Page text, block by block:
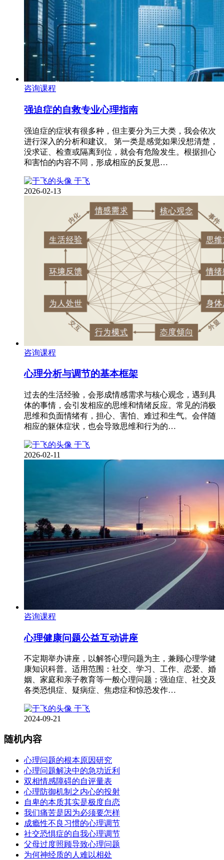
咨询课程
强迫症的自救专业心理指南
强迫症的症状有很多种，但主要分为三大类，我会依次
进行深入的分析和建议。 第一类是感觉如果没想清楚，
没求证、检查或隔离到位，就会有危险发生。根据担心
和害怕的内容不同，形成相应的反复思…
于飞
2026-02-13
咨询课程
心理分析与调节的基本框架
过去的生活经验，会形成情感需求与核心观念，遇到具
体的事情，会引发相应的思维和情绪反应。常见的消极
思维和负面情绪有，担心、害怕、难过和生气。会伴随
相应的躯体症状，也会导致思维和行为的…
于飞
2026-02-11
咨询课程
心理健康问题公益互动讲座
不定期举办讲座，以解答心理问题为主，兼顾心理学健
康知识科普。适用范围：社交、学习、工作、恋爱、婚
姻、家庭和亲子教育等一般心理问题；强迫症、社交及
各类恐惧症、疑病症、焦虑症和惊恐发作…
于飞
2024-09-21
随机内容
心理问题的根本原因研究
心理问题解决中的急功近利
双相情感障碍的自评量表
心理防御机制之内心的投射
自卑的本质其实是极度自恋
我们痛苦是因为必须要怎样
成瘾性不良习惯的心理调节
社交恐惧症的自我心理调节
父母过度照顾导致心理问题
为何神经质的人难以相处